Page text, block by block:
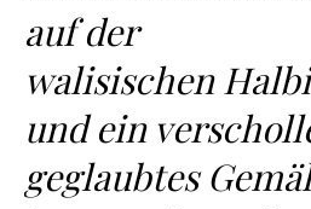
auf der
walisischen
und ein
geglaubtes